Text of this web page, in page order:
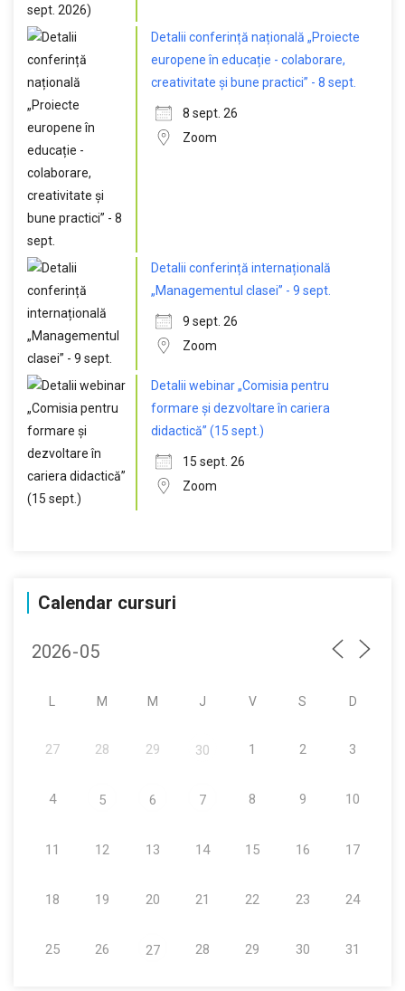
Detalii conferință națională „Proiecte
europene în educație - colaborare,
creativitate și bune practici” - 8 sept.
8 sept. 26
Zoom
Detalii conferință internațională
„Managementul clasei” - 9 sept.
9 sept. 26
Zoom
Detalii webinar „Comisia pentru
formare și dezvoltare în cariera
didactică” (15 sept.)
15 sept. 26
Zoom
Calendar cursuri
M M J V S D
27 28 29 30 1 2 3
4 5 6 7 8 9 10
11 12 13 14 15 16 17
18 19 20 21 22 23 24
25 26 27 28 29 30 31